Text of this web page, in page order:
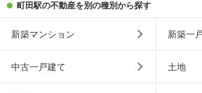
町田駅の不動産を別の種別から探す
新築マンション 新築一
中古一戸建て 土地